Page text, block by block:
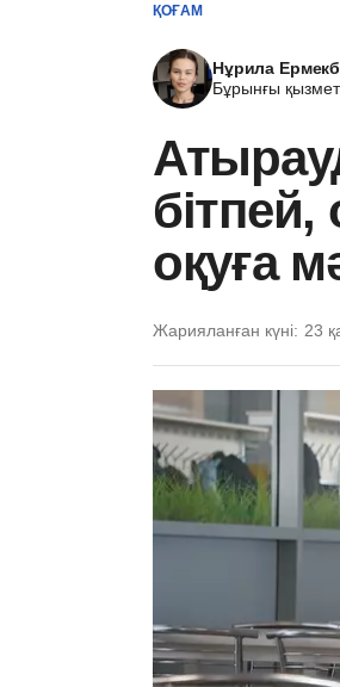
ҚОҒАМ
Нұрила
Бұрынғы
оқуға
Жарияланған күні: 23